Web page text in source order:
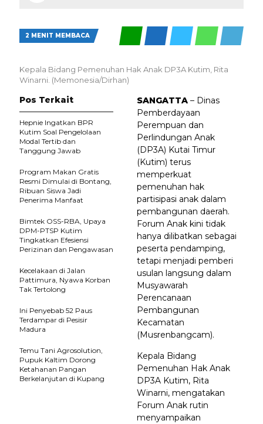
2 MENIT MEMBACA
Kepala Bidang Pemenuhan Hak Anak DP3A Kutim, Rita
Winarni. (Memonesia/Dirhan)
SANGATTA – Dinas
Pemberdayaan
Perempuan dan
Perlindungan Anak
(DP3A) Kutai Timur
(Kutim) terus
memperkuat
pemenuhan hak
partisipasi anak dalam
pembangunan daerah.
Forum Anak kini tidak
hanya dilibatkan sebagai
peserta pendamping,
tetapi menjadi pemberi
usulan langsung dalam
Musyawarah
Perencanaan
Pembangunan
Kecamatan
(Musrenbangcam).
Kepala Bidang
Pemenuhan Hak Anak
DP3A Kutim, Rita
Winarni, mengatakan
Forum Anak rutin
menyampaikan
Pos Terkait
Hepnie Ingatkan BPR
Kutim Soal Pengelolaan
Modal Tertib dan
Tanggung Jawab
Program Makan Gratis
Resmi Dimulai di Bontang,
Ribuan Siswa Jadi
Penerima Manfaat
Bimtek OSS-RBA, Upaya
DPM-PTSP Kutim
Tingkatkan Efesiensi
Perizinan dan Pengawasan
Kecelakaan di Jalan
Pattimura, Nyawa Korban
Tak Tertolong
Ini Penyebab 52 Paus
Terdampar di Pesisir
Madura
Temu Tani Agrosolution,
Pupuk Kaltim Dorong
Ketahanan Pangan
Berkelanjutan di Kupang